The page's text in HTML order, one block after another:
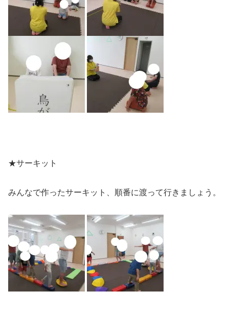
★サーキット
みんなで作ったサーキット、順番に渡って行きましょう。